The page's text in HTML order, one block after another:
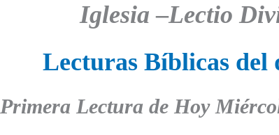
Iglesia –Lectio
Lecturas Bíblicas del
Primera Lectura de Hoy